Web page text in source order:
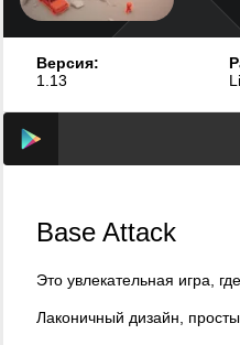
Версия:
1.13
Base Attack
Это увлекательная игра,
Лаконичный дизайн,